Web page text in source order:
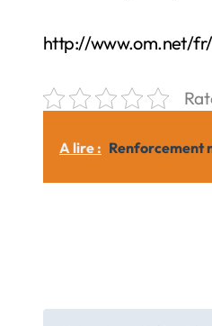
http://www.om.net/fr/
A lire : Renforcement